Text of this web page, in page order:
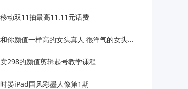
移动双11抽最高11.11元话费
和你颜值一样高的女头真人 很洋气的女头最新热门
卖298的颜值剪辑起号教学课程
时晏iPad国风彩墨人像第1期